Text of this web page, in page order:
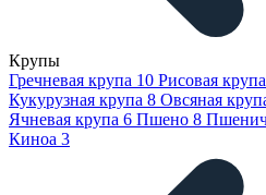
Крупы
Гречневая крупа 10 Рисовая крупа
Кукурузная крупа 8 Овсяная
Ячневая крупа 6 Пшено 8
Киноа 3